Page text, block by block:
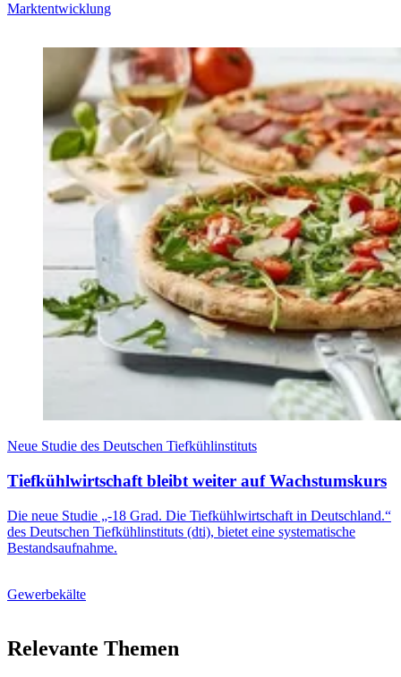
Marktentwicklung
Neue Studie des Deutschen Tiefkühlinstituts
Tiefkühlwirtschaft bleibt weiter auf Wachstumskurs
Die neue Studie „-18 Grad. Die Tiefkühlwirtschaft in Deutschland.“
des Deutschen Tiefkühlinstituts (dti), bietet eine systematische
Bestandsaufnahme.
Gewerbekälte
Relevante Themen